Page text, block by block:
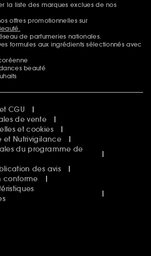
la liste des marques exclues de nos
offres promotionnelles sur
de parfumeries nationales.
formules aux ingrédients sélectionnés avec
beauté
CGU
de vente
et cookies
et Nutrivigilance
du programme de
des avis
conforme